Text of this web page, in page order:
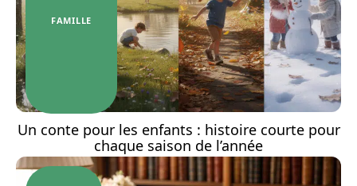
FAMILLE
Un conte pour les enfants : histoire courte pour
chaque saison de l’année